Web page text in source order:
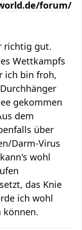
forum/
richtig gut.
Wettkampfs
ich bin froh,
gekommen
dem
über
Darm-Virus
wohl
das Knie
ich wohl
können.